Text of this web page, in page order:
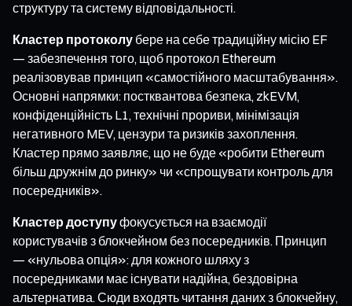
структуру та систему відповідальності.
Кластер протоколу бере на себе традиційну місію EF
— забезпечення того, щоб протокол Ethereum
реалізовував принцип «самостійного масштабування».
Основні напрямки: постквантова безпека, zkEVM,
конфіденційність L1, технічні прориви, мінімізація
негативного MEV, цензури та ризиків захоплення.
Кластер прямо заявляє, що не буде «робити Ethereum
більш дружнім до ринку» чи «спрощувати контроль для
посередників».
Кластер доступуфокусується на взаємодії
користувачів з блокчейном без посередників. Принцип
— «нульова опція»: для кожного шляху з
посередниками має існувати надійна, бездовірна
альтернатива. Сюди входять читання даних з блокчейну,